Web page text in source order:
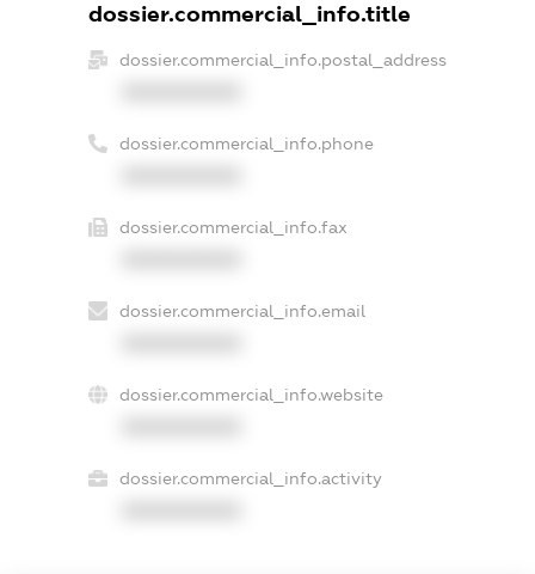
dossier.commercial_info.title
dossier.commercial_info.postal_address
dossier.commercial_info.phone
dossier.commercial_info.fax
dossier.commercial_info.email
dossier.commercial_info.website
dossier.commercial_info.activity